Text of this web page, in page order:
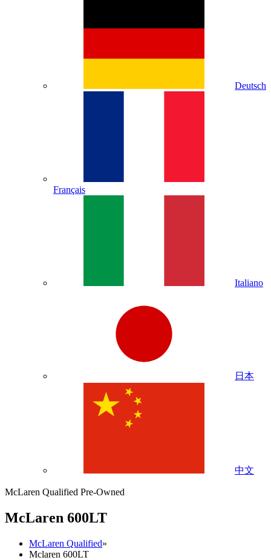
Deutsch
Français
Italiano
日本
中文
McLaren Qualified Pre-Owned
McLaren 600LT
McLaren Qualified»
Mclaren 600LT